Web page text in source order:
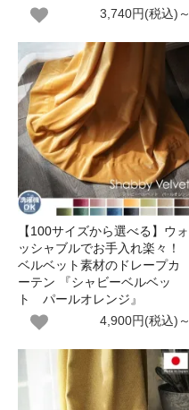
3,740円(税込)～
【100サイズから選べる】ウォ
ッシャブルでお手入れ楽々！
ベルベット素材のドレープカ
ーテン 『シャビーベルベッ
ト パールオレンジ』
4,900円(税込)～